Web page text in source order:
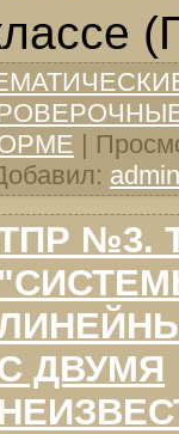
|
admin
№3.
ДВУМЯ